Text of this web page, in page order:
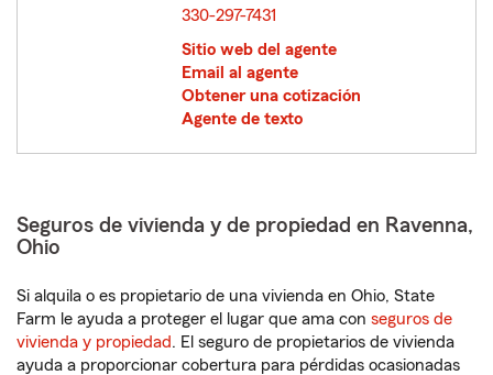
330-297-7431
Sitio web del agente
Email al agente
Obtener una cotización
Agente de texto
Seguros de vivienda y de propiedad en Ravenna,
Ohio
Si alquila o es propietario de una vivienda en Ohio, State
Farm le ayuda a proteger el lugar que ama con seguros de
vivienda y propiedad. El seguro de propietarios de vivienda
ayuda a proporcionar cobertura para pérdidas ocasionadas